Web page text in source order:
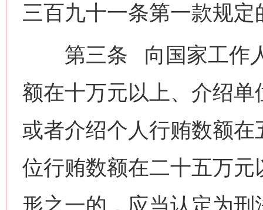
三百九十一条第一款规定
第三条 向国家工作人
额在十万元以上、介绍
或者介绍个人行贿数额
位行贿数额在二十五万
形之一的，应当认定为